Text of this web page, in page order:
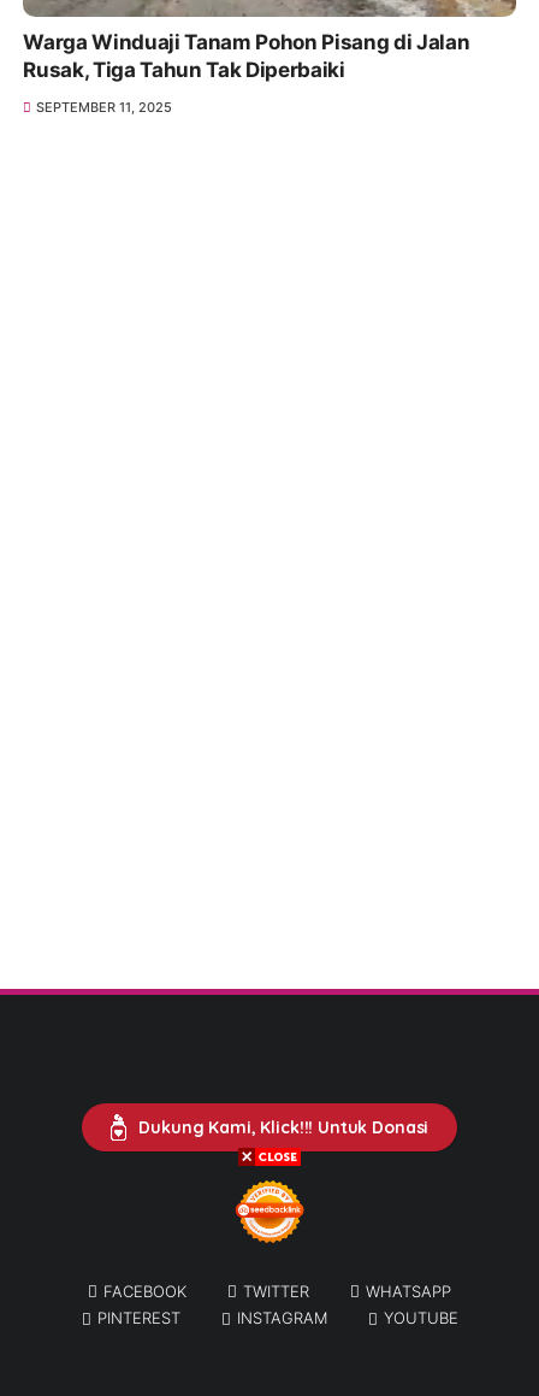
Warga Winduaji Tanam Pohon Pisang di Jalan
Rusak, Tiga Tahun Tak Diperbaiki
SEPTEMBER 11, 2025
Dukung Kami, Klick!!! Untuk Donasi
FACEBOOK TWITTER
WHATSAPP
PINTEREST
INSTAGRAM YOUTUBE